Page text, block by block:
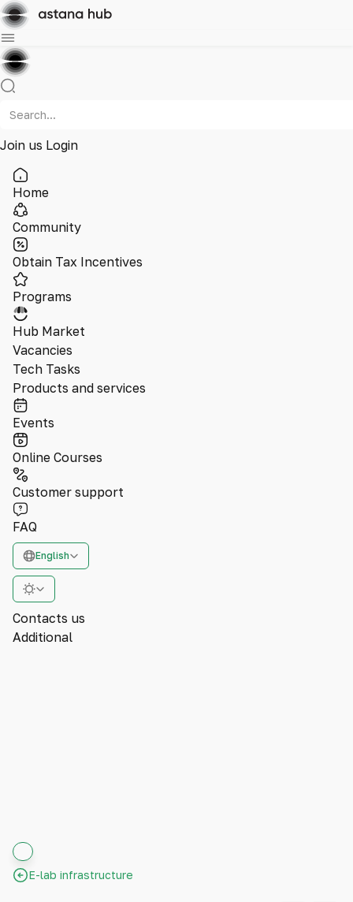
Join us Login
Home
Community
Obtain Tax Incentives
Programs
Hub Market
Vacancies
Tech Tasks
Products and services
Events
Online Courses
Customer support
FAQ
English
Contacts us
Additional
E-lab infrastructure